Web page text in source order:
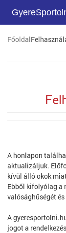
Főoldal
A honlapon
aktualizáljuk.
kívül álló okok
Ebből kifolyólag a
valósághűségét
A
jogot a